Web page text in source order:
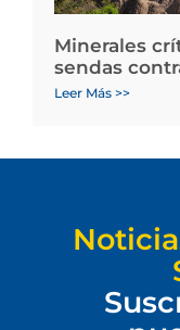
Minerales
sendas
Leer Más >>